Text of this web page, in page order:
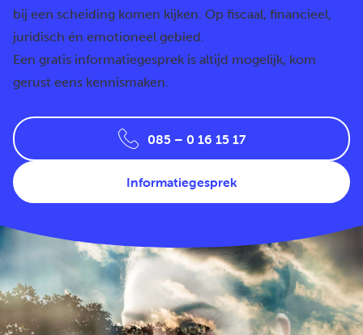
bij een scheiding komen kijken. Op fiscaal, financieel,
juridisch én emotioneel gebied.
Een gratis informatiegesprek is altijd mogelijk, kom
gerust eens kennismaken.
085 – 0 16 15 17
Informatiegesprek